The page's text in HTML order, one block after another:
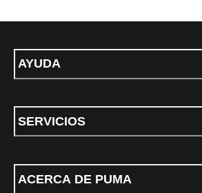
AYUDA
SERVICIOS
ACERCA DE PUMA